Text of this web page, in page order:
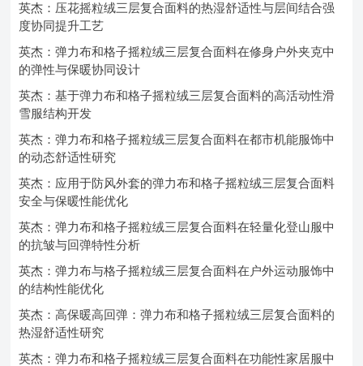
英杰：压花摇粒绒三层复合面料的热湿舒适性与层间结合强
度协同提升工艺
英杰：弹力布和格子摇粒绒三层复合面料在修身户外夹克中
的弹性与保暖协同设计
英杰：基于弹力布和格子摇粒绒三层复合面料的高活动性滑
雪服结构开发
英杰：弹力布和格子摇粒绒三层复合面料在都市机能服饰中
的动态舒适性研究
英杰：应用于防风外套的弹力布和格子摇粒绒三层复合面料
安全与保暖性能优化
英杰：弹力布和格子摇粒绒三层复合面料在轻量化登山服中
的抗皱与回弹特性分析
英杰：弹力布与格子摇粒绒三层复合面料在户外运动服饰中
的结构性能优化
英杰：高保暖高回弹：弹力布和格子摇粒绒三层复合面料的
热湿舒适性研究
英杰：弹力布和格子摇粒绒三层复合面料在功能性家居服中